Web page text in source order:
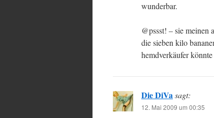
wunderbar.
@pssst! – sie meinen
die sieben kilo
hemdverkäufer
Die DiVasagt:
12. Mai 2009 um 00:35